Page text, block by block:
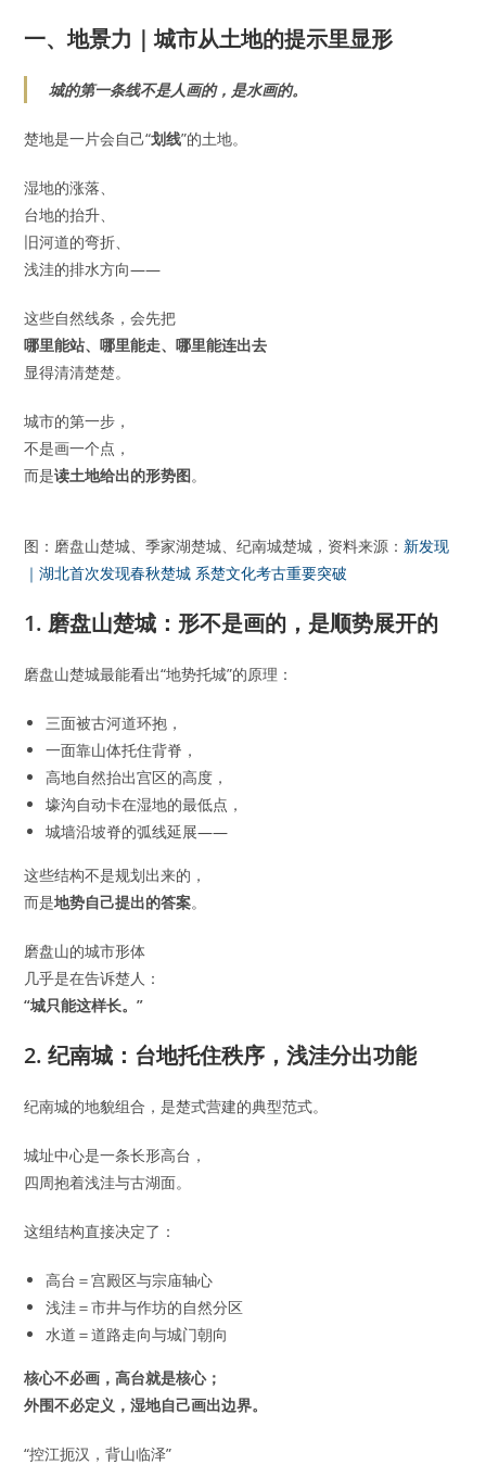
一、地景力｜城市从土地的提示里显形
城的第一条线不是人画的，是水画的。
楚地是一片会自己“划线”的土地。
湿地的涨落、
台地的抬升、
旧河道的弯折、
浅洼的排水方向——
这些自然线条，会先把
哪里能站、哪里能走、哪里能连出去
显得清清楚楚。
城市的第一步，
不是画一个点，
而是读土地给出的形势图。
图：磨盘山楚城、季家湖楚城、纪南城楚城，资料来源： 新发现
｜湖北首次发现春秋楚城 系楚文化考古重要突破
1. 磨盘山楚城：形不是画的，是顺势展开的
磨盘山楚城最能看出“地势托城”的原理：
三面被古河道环抱，
一面靠山体托住背脊，
高地自然抬出宫区的高度，
壕沟自动卡在湿地的最低点，
城墙沿坡脊的弧线延展——
这些结构不是规划出来的，
而是地势自己提出的答案。
磨盘山的城市形体
几乎是在告诉楚人：
“城只能这样长。”
2.纪南城：台地托住秩序，浅洼分出功能
纪南城的地貌组合，是楚式营建的典型范式。
城址中心是一条长形高台，
四周抱着浅洼与古湖面。
这组结构直接决定了：
高台＝宫殿区与宗庙轴心
浅洼＝市井与作坊的自然分区
水道＝道路走向与城门朝向
核心不必画，高台就是核心；
外围不必定义，湿地自己画出边界。
“控江扼汉，背山临泽”